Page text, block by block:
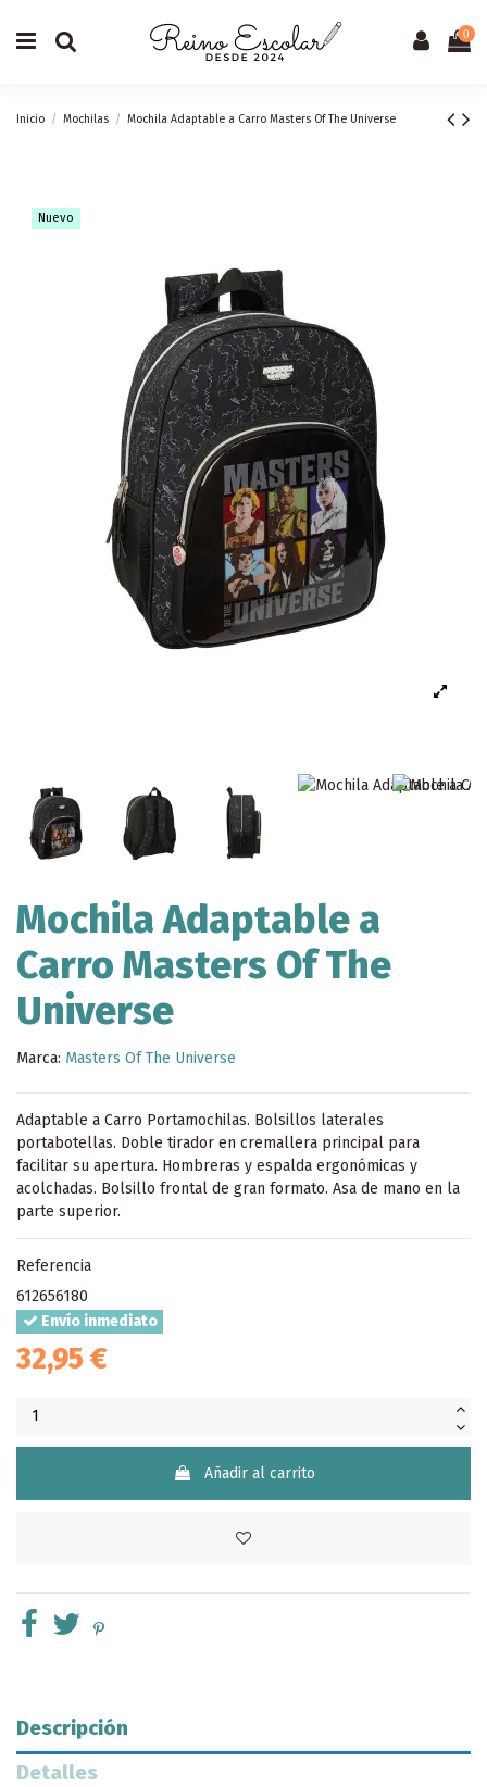
0
Inicio Mochilas Mochila Adaptable a Carro Masters Of The Universe
Nuevo
Mochila Adaptable a
Carro Masters Of The
Universe
Marca: Masters Of The Universe
Adaptable a Carro Portamochilas. Bolsillos laterales
portabotellas. Doble tirador en cremallera principal para
facilitar su apertura. Hombreras y espalda ergonómicas y
acolchadas. Bolsillo frontal de gran formato. Asa de mano en la
parte superior.
Referencia
612656180
Envío inmediato
32,95 €
Añadir al carrito
Descripción
Detalles